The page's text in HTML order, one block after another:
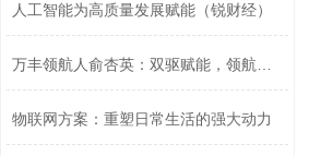
人工智能为高质量发展赋能（锐财经）
物联网方案：重塑日常生活的强大动力